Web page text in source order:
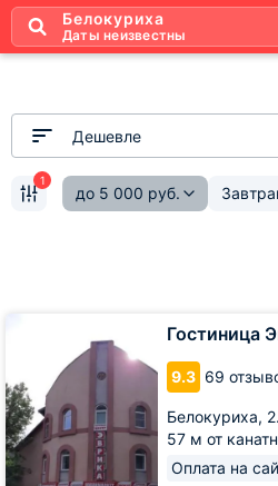
Белокуриха
Даты неизвестны
Дешевле
до 5 000 руб.
1
Гостиница
9.3 69
Белокуриха,
57 м от
Оплата на